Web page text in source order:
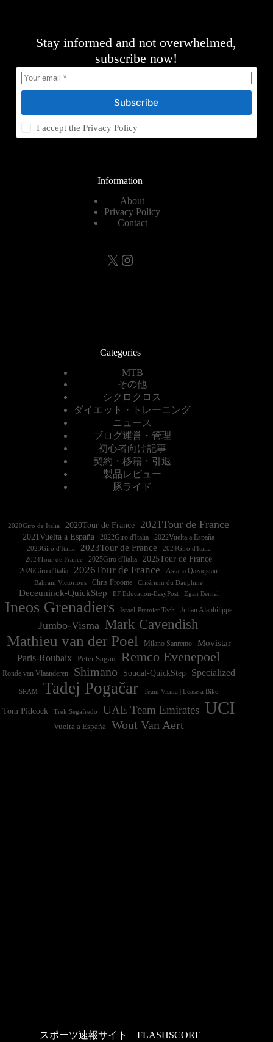
Stay informed and not overwhelmed,
subscribe now!
Subscribe
I accept thePrivacy Policy
Information
About
Privacy Policy
Contact
X Instagram
Categories
MTB
その他
シクロクロス
ダイエット・トレーニング
ニュース
ブログ運営・管理
初心者向け記事
契約・移籍・引退
製品レビュー
豚ライド
2020Giro de Italia 2020Tour de France 2021Tour de France
2021Vuelta a España 2022Vuelta a España
2023Giro d'Italia 2023Tour de France
2024Tour de France
2025Giro d'Italia 2025Tour de France
2026Giro d'Italia 2026Tour de France Astana Qazaqstan
Bahrain Victorious Chris Froome Critérium du Dauphiné
Deceuninck-QuickStep EF Education-EasyPost Egan Bernal
Ineos Grenadiers Israel-Premier Tech Julian Alaphilippe
Jumbo-Visma Mark Cavendish
Mathieu van der Poel Milano Sanremo
Movistar
Paris-Roubaix
Peter Sagan Remco Evenepoel
Ronde van Vlaanderen Shimano Soudal-QuickStep Specialized
SRAM Tadej Pogačar Team Visma | Lease a Bike
Tom Pidcock Trek Segafredo UAE Team Emirates UCI
Vuelta a España Wout Van Aert
スポーツ速報サイト FLASHSCORE